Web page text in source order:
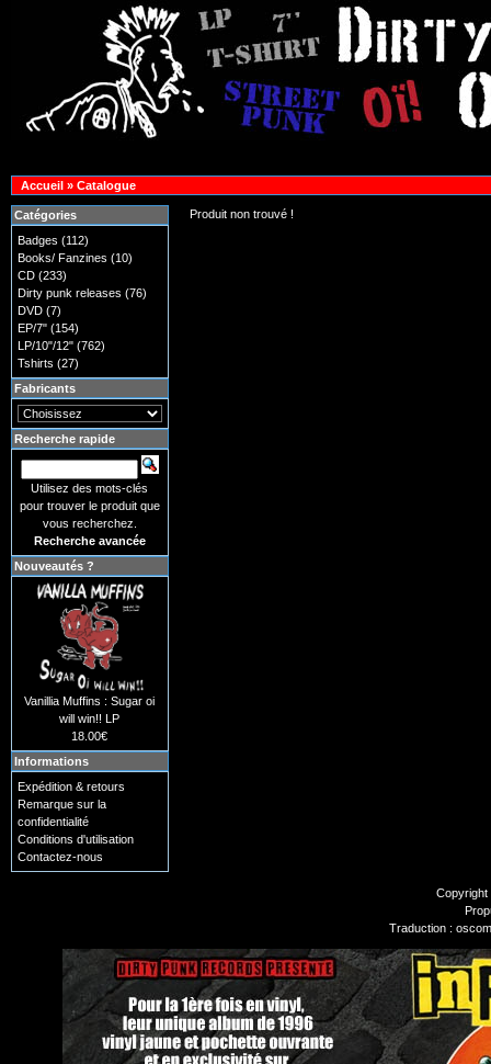
Accueil» Catalogue
Produit non trouvé !
Catégories
Badges (112)
Books/ Fanzines (10)
CD(233)
Dirty punk releases (76)
DVD(7)
EP/7"(154)
LP/10"/12"(762)
Tshirts (27)
Fabricants
Recherche rapide
Utilisez des mots-clés
pour trouver le produit que
vous recherchez.
Recherche avancée
Nouveautés ?
Vanillia Muffins : Sugar oi
will win!! LP
18.00€
Informations
Expédition & retours
Remarque sur la
confidentialité
Conditions d'utilisation
Contactez-nous
Traduction :